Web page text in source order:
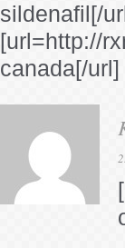
sildenafil[/
[url=http://
canada[/